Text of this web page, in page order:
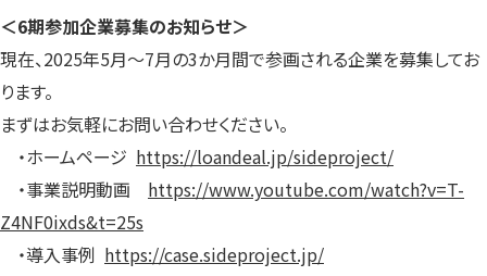
＜6期参加企業募集のお知らせ＞
現在、2025年5月〜7月の3か月間で参画される企業を募集してお
ります。
まずはお気軽にお問い合わせください。
・ホームページ https://loandeal.jp/sideproject/
・事業説明動画 https://www.youtube.com/watch?v=T-
Z4NF0ixds&t=25s
・導入事例 https://case.sideproject.jp/